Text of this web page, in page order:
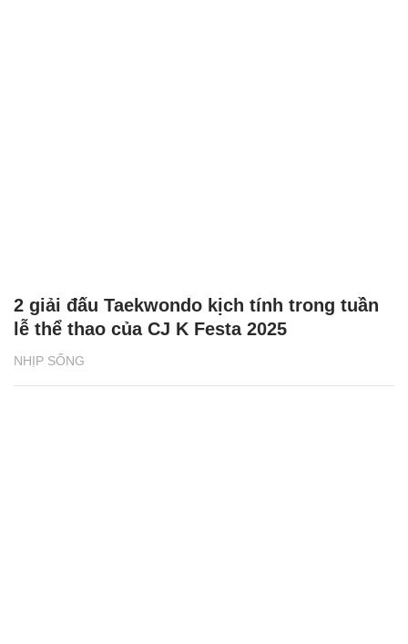
NHỊP SỐNG
2 giải đấu Taekwondo kịch tính trong tuần
lễ thể thao của CJ K Festa 2025